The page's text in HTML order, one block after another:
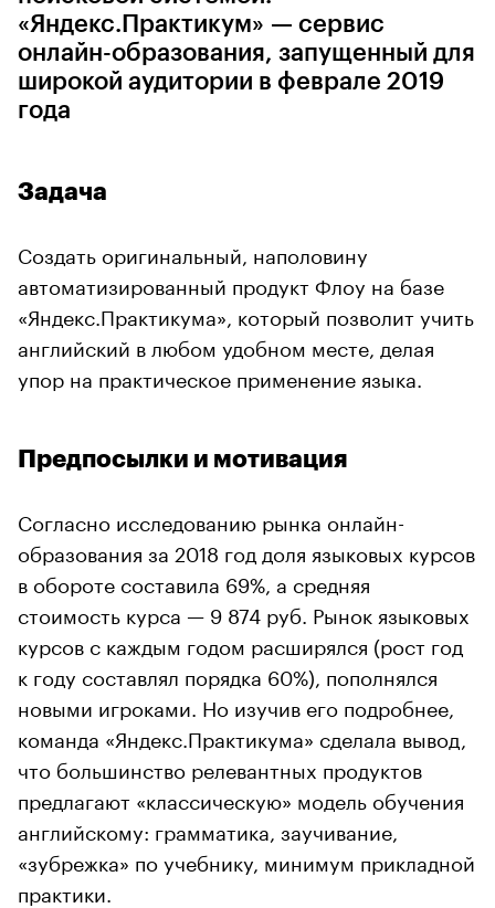
«Яндекс.Практикум» — сервис
онлайн-образования, запущенный для
широкой аудитории в феврале 2019
года
Задача
Создать оригинальный, наполовину
автоматизированный продукт Флоу на базе
«Яндекс.Практикума», который позволит учить
английский в любом удобном месте, делая
упор на практическое применение языка.
Предпосылки и мотивация
Согласно исследованию рынка онлайн-
образования за 2018 год доля языковых курсов
в обороте составила 69%, а средняя
стоимость курса — 9 874 руб. Рынок языковых
курсов с каждым годом расширялся (рост год
к году составлял порядка 60%), пополнялся
новыми игроками. Но изучив его подробнее,
команда «Яндекс.Практикума» сделала вывод,
что большинство релевантных продуктов
предлагают «классическую» модель обучения
английскому: грамматика, заучивание,
«зубрежка» по учебнику, минимум прикладной
практики.